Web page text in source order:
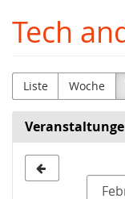
Haupt-
Inhalt
Tech
Liste Woche